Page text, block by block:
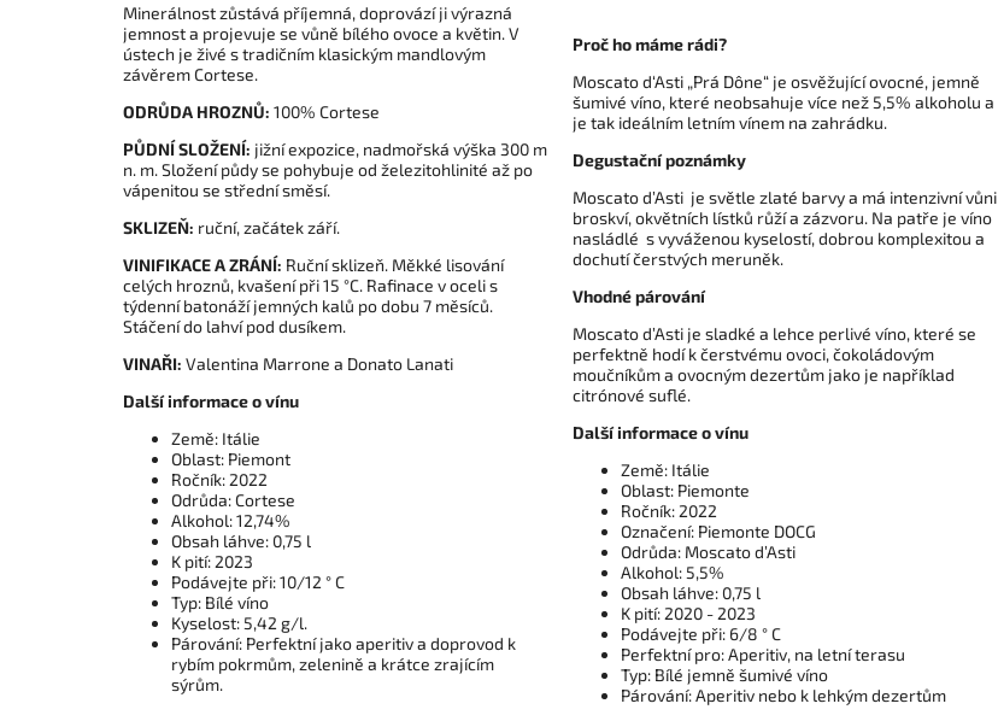
Minerálnost zůstává příjemná, doprovází ji výrazná
jemnost a projevuje se vůně bílého ovoce a květin. V
ústech je živé s tradičním klasickým mandlovým
závěrem Cortese.
ODRŮDA HROZNŮ: 100% Cortese
PŮDNÍ SLOŽENÍ: jižní expozice, nadmořská výška 300 m
n. m. Složení půdy se pohybuje od železitohlinité až po
vápenitou se střední směsí.
SKLIZEŇ: ruční, začátek září.
VINIFIKACE A ZRÁNÍ: Ruční sklizeň. Měkké lisování
celých hroznů, kvašení při 15 °C. Rafinace v oceli s
týdenní batonáží jemných kalů po dobu 7 měsíců.
Stáčení do lahví pod dusíkem.
VINAŘI: Valentina Marrone a Donato Lanati
Další informace o vínu
Země: Itálie
Oblast: Piemont
Ročník: 2022
Odrůda: Cortese
Alkohol: 12,74%
Obsah láhve: 0,75 l
K pití: 2023
Podávejte při: 10/12 ° C
Typ: Bílé víno
Kyselost: 5,42 g/l.
Párování: Perfektní jako aperitiv a doprovod k
rybím pokrmům, zelenině a krátce zrajícím
sýrům.
Proč ho máme rádi?
Moscato d‘Asti „Prá Dône“ je osvěžující ovocné, jemně
šumivé víno, které neobsahuje více než 5,5% alkoholu a
je tak ideálním letním vínem na zahrádku.
Degustační poznámky
Moscato d’Asti je světle zlaté barvy a má intenzivní vůni
broskví, okvětních lístků růží a zázvoru. Na patře je víno
nasládlé s vyváženou kyselostí, dobrou komplexitou a
dochutí čerstvých meruněk.
Vhodné párování
Moscato d’Asti je sladké a lehce perlivé víno, které se
perfektně hodí k čerstvému ovoci, čokoládovým
moučníkům a ovocným dezertům jako je například
citrónové suflé.
Další informace o vínu
Země: Itálie
Oblast: Piemonte
Ročník: 2022
Označení: Piemonte DOCG
Odrůda: Moscato d’Asti
Alkohol: 5,5%
Obsah láhve: 0,75 l
K pití: 2020 - 2023
Podávejte při: 6/8 ° C
Perfektní pro: Aperitiv, na letní terasu
Typ: Bílé jemně šumivé víno
Párování: Aperitiv nebo k lehkým dezertům